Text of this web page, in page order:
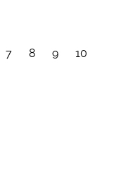
7 8 9
10